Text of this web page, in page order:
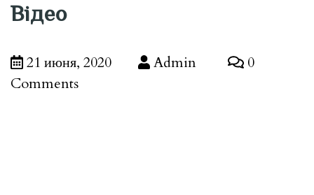
Відео
21 июня, 2020 Admin
0
Comments